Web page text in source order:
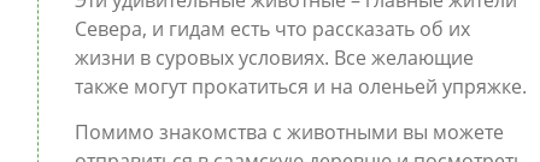
Севера, и гидам есть что рассказать об их
жизни в суровых условиях. Все желающие
также могут прокатиться и на оленьей упряжке.
Помимо знакомства с животными вы можете